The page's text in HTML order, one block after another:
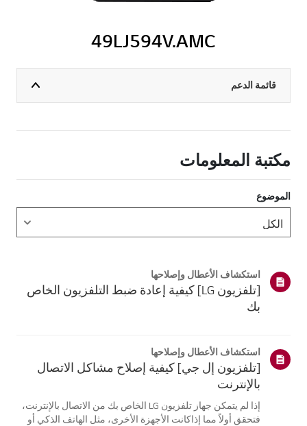
49LJ594V.AMC
قائمة الدعم
مكتبة المعلومات
الموضوع
استكشاف الأعطال وإصلاحها
[تلفزيون LG] كيفية إعادة ضبط التلفزيون الخاص
بك
استكشاف الأعطال وإصلاحها
[تلفزيون إل جي] كيفية إصلاح مشاكل الاتصال
بالإنترنت
إذا لم يتمكن جهاز تلفزيون LG الخاص بك من الاتصال بالإنترنت،
فتحقق أولاً مما إذاكانت الأجهزة الأخرى، مثل الهاتف الذكي أو